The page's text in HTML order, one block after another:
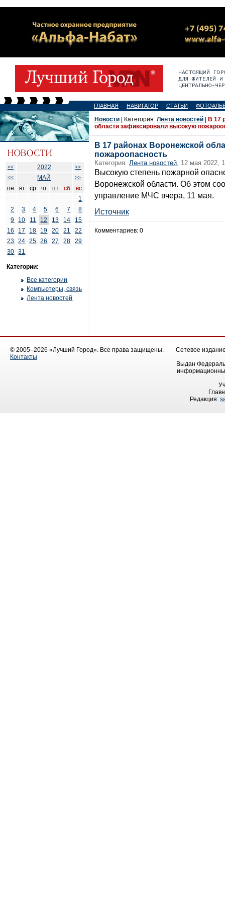
ГЛАВНАЯ НАВИГАТОР СТАТЬИ
<< 2022
>>
<<
МАЙ >>
пн вт ср чт пт сб
вс
1
2
3 4 5 6 7
8
9
10 11 12 13 14
15
16
17 18 19 20 21
22
23
24 25 26 27 28
29
30
31
Категории:
Все категории
Компьютеры, связь
Лента новостей
Новости | Категория: Лента новостей
В 17
области зафиксировали высокую
В 17 районах Воронежской
пожароопасность
Категория: Лента новостей, 12 мая 2022,
Высокую степень пожарной
Воронежской области. Об этом
управление МЧС вчера, 11 мая.
Источник
Комментариев: 0
© 2005–2026 «Лучший Город». Все права защищены.
Контакты
Сетевое
Выдан
Редакция: